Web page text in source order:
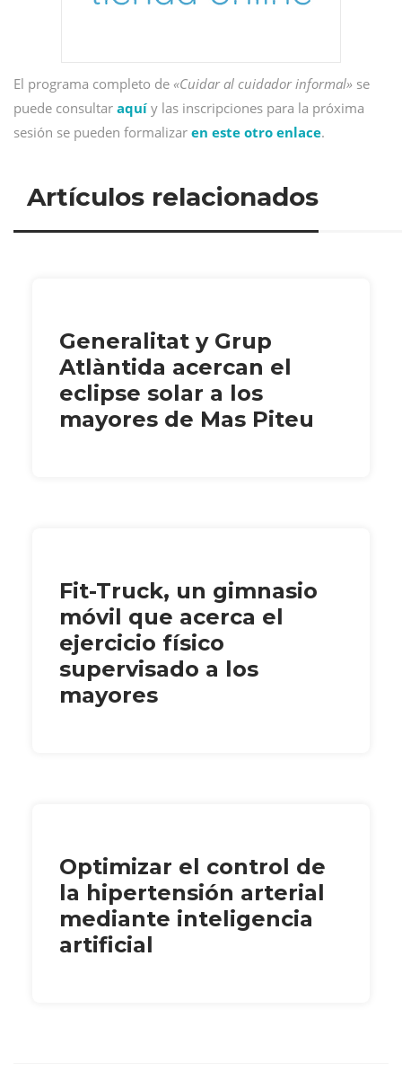
El programa completo de «Cuidar al cuidador informal» se
puede consultar aquí y las inscripciones para la próxima
sesión se pueden formalizar en este otro enlace.
Artículos relacionados
Generalitat y Grup
Atlàntida acercan el
eclipse solar a los
mayores de Mas Piteu
Fit-Truck, un gimnasio
móvil que acerca el
ejercicio físico
supervisado a los
mayores
Optimizar el control de
la hipertensión arterial
mediante inteligencia
artificial